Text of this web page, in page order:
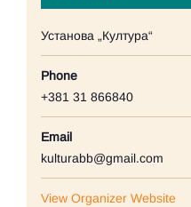
Установа „Култура“
Phone
+381 31 866840
Email
kulturabb@gmail.com
View Organizer Website